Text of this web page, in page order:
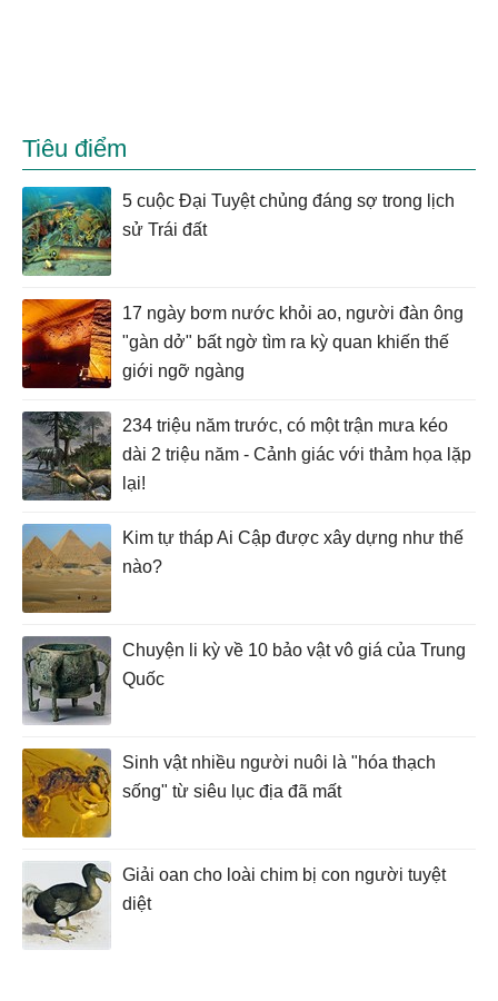
Tiêu điểm
5 cuộc Đại Tuyệt chủng đáng sợ trong lịch
sử Trái đất
17 ngày bơm nước khỏi ao, người đàn ông
"gàn dở" bất ngờ tìm ra kỳ quan khiến thế
giới ngỡ ngàng
234 triệu năm trước, có một trận mưa kéo
dài 2 triệu năm - Cảnh giác với thảm họa lặp
lại!
Kim tự tháp Ai Cập được xây dựng như thế
nào?
Chuyện li kỳ về 10 bảo vật vô giá của Trung
Quốc
Sinh vật nhiều người nuôi là "hóa thạch
sống" từ siêu lục địa đã mất
Giải oan cho loài chim bị con người tuyệt
diệt